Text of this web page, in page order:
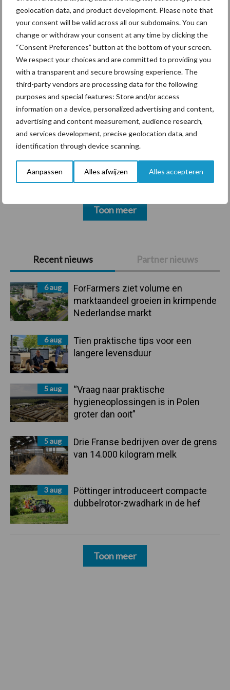
geolocation data, and product development. Please note that
your consent will be valid across all our subdomains. You can
change or withdraw your consent at any time by clicking the
“Consent Preferences” button at the bottom of your screen.
We respect your choices and are committed to providing you
with a transparent and secure browsing experience. The
third-party vendors are processing data for the following
purposes and special features: Store and/or access
information on a device, personalized advertising and content,
advertising and content measurement, audience research,
and services development, precise geolocation data, and
identification through device scanning.
Aanpassen Alles afwijzen Alles accepteren
Primaire
Sidebar
Recent nieuws Partner nieuws
6 aug
ForFarmers ziet volume en
marktaandeel groeien in krimpende
Nederlandse markt
6 aug
Tien praktische tips voor een
langere levensduur
5 aug
“Vraag naar praktische
hygieneoplossingen is in Polen
groter dan ooit”
5 aug
Drie Franse bedrijven over de grens
van 14.000 kilogram melk
3 aug
Pöttinger introduceert compacte
dubbelrotor-zwadhark in de hef
Toon meer
Themapagina's
Diergezondheid Bemesting Fokkerij
Beregening Bijproducten
Toon meer